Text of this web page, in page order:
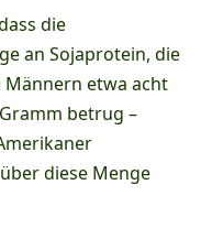
die
an Sojaprotein, die
Männern etwa acht
betrug –
diese Menge